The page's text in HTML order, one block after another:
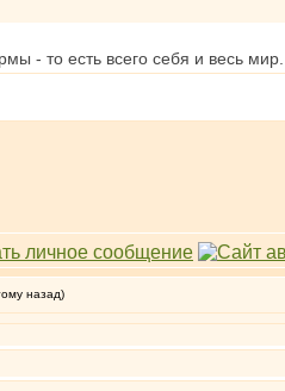
- то есть всего себя и весь мир.
назад)